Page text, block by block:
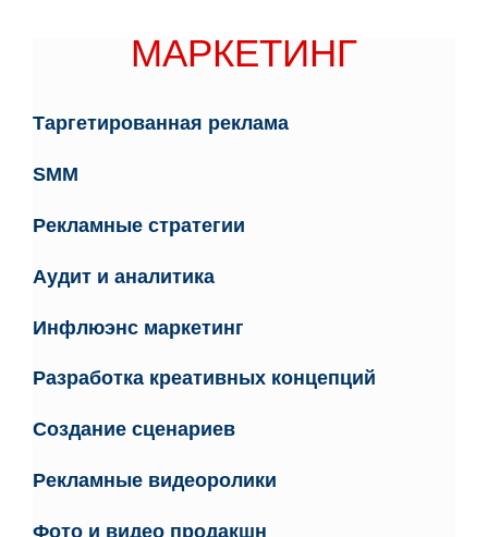
МАРКЕТИНГ
Таргетированная реклама
SMM
Рекламные стратегии
Аудит и аналитика
Инфлюэнс маркетинг
Разработка креативных концепций
Создание сценариев
Рекламные видеоролики
Фото и видео продакшн